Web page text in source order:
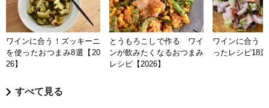
ワインに合う！ズッキーニ
を使ったおつまみ8選【20
26】
とうもろこしで作る ワイ
ンが飲みたくなるおつまみ
レシピ【2026】
ワインに合う
ったレシピ18
すべて見る